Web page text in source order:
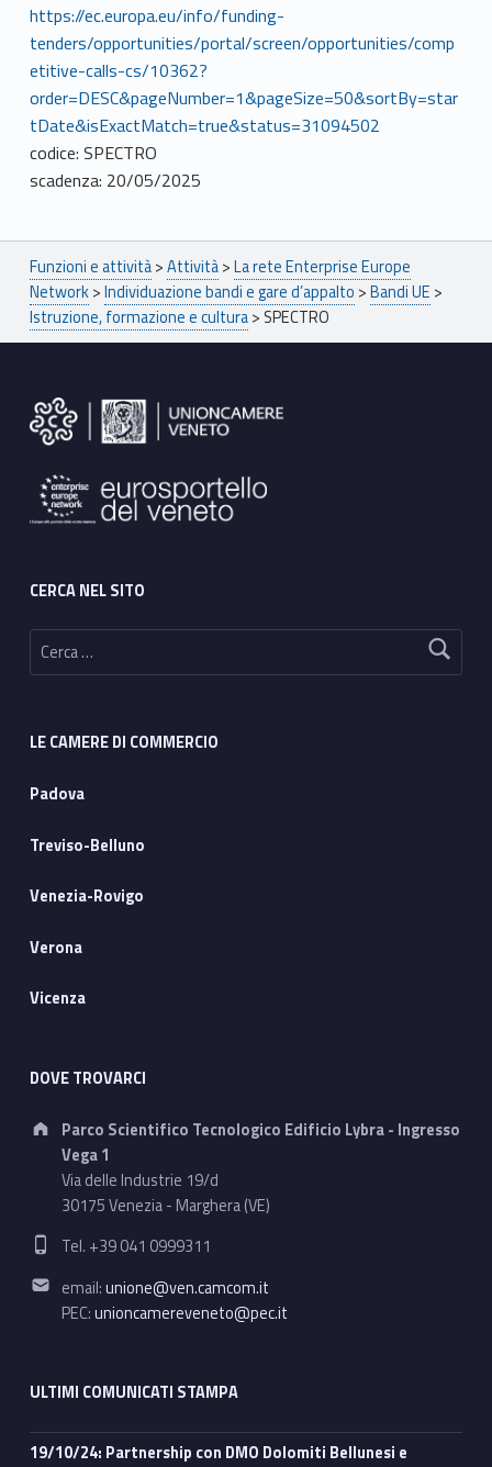
https://ec.europa.eu/info/funding-
tenders/opportunities/portal/screen/opportunities/comp
etitive-calls-cs/10362?
order=DESC&pageNumber=1&pageSize=50&sortBy=star
tDate&isExactMatch=true&status=31094502
codice: SPECTRO
scadenza: 20/05/2025
Breadcrumbs navigation
Funzioni e attività>Attività>La rete Enterprise Europe
Network>Individuazione bandi e gare d’appalto >Bandi UE >
Istruzione, formazione e cultura> SPECTRO
CERCA NEL SITO
Ricerca per:
LE CAMERE DI COMMERCIO
Padova
Treviso-Belluno
Venezia-Rovigo
Verona
Vicenza
DOVE TROVARCI
Address:
Parco Scientifico Tecnologico Edificio Lybra - Ingresso
Vega 1
Via delle Industrie 19/d
30175 Venezia - Marghera (VE)
Phone number:
Tel. +39 041 0999311
Email address:
email:unione@ven.camcom.it
PEC:unioncamereveneto@pec.it
ULTIMI COMUNICATI STAMPA
19/10/24: Partnership con DMO Dolomiti Bellunesi e